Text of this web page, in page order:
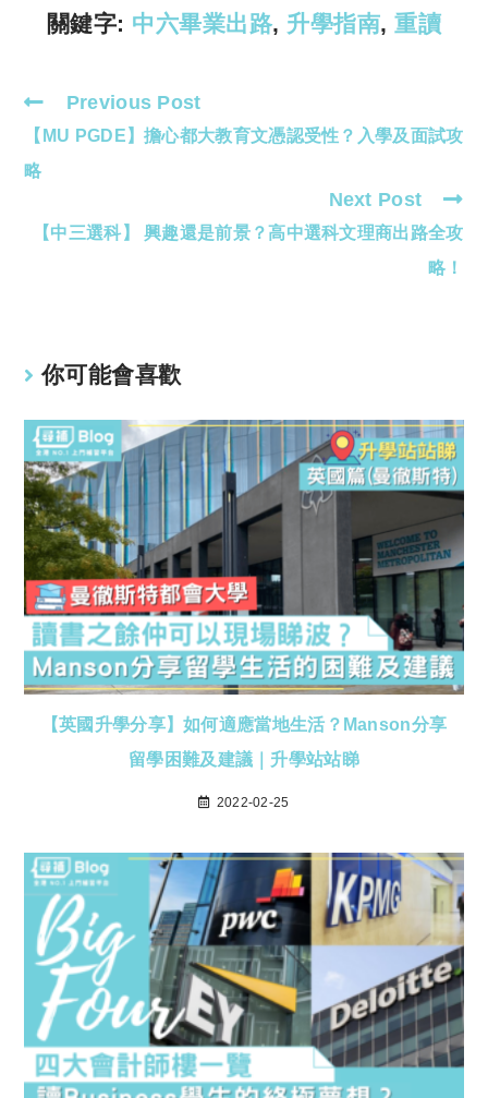
k
p
關鍵字: 中六畢業出路, 升學指南, 重讀
Read
more
articles
Previous Post
【MU PGDE】擔心都大教育文憑認受性？入學及面試攻
略
Next Post
【中三選科】 興趣還是前景？高中選科文理商出路全攻
略！
你可能會喜歡
【英國升學分享】如何適應當地生活？Manson分享
留學困難及建議｜升學站站睇
2022-02-25